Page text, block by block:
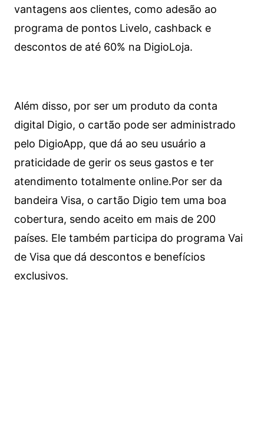
vantagens aos clientes, como adesão ao
programa de pontos Livelo, cashback e
descontos de até 60% na DigioLoja.
Além disso, por ser um produto da conta
digital Digio, o cartão pode ser administrado
pelo DigioApp, que dá ao seu usuário a
praticidade de gerir os seus gastos e ter
atendimento totalmente online.Por ser da
bandeira Visa, o cartão Digio tem uma boa
cobertura, sendo aceito em mais de 200
países. Ele também participa do programa Vai
de Visa que dá descontos e benefícios
exclusivos.